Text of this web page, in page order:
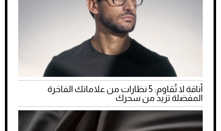
أناقة لا تُقاوم: 5 نظارات من علاماتك الفاخرة
المفضلة تزيد من سحرك